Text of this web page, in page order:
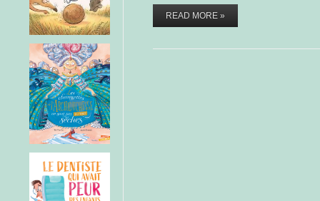
READ MORE »